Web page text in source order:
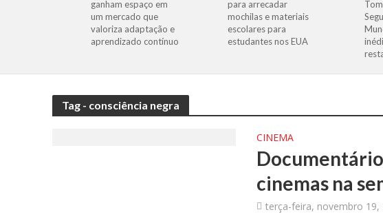
ganham espaço em
um mercado que
valoriza adaptação e
aprendizado contínuo
para arrecadar
mochilas e materiais
escolares para
estudantes nos EUA
Tag - consciência negra
CINEMA
Documentário
cinemas na
terça-feira, novembro 19,